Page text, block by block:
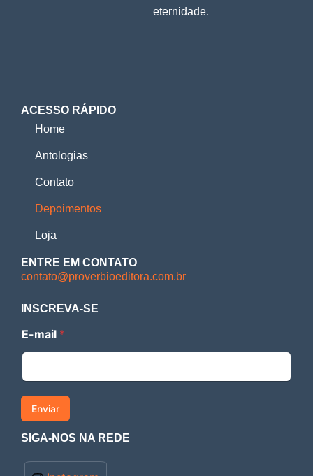
eternidade.
ACESSO RÁPIDO
Home
Antologias
Contato
Depoimentos
Loja
ENTRE EM CONTATO
contato@proverbioeditora.com.br
INSCREVA-SE
-
m
i
E-mail *
Enviar
SIGA-NOS NA REDE